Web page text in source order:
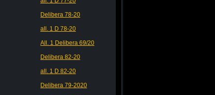
Delibera 78-20
all. 1 D 78-20
All. 1 Delibera 69/20
Delibera 82-20
all. 1 D 82-20
Delibera 79-2020